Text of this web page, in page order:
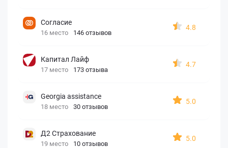
Согласие
16 место 146 отзывов
4.8
Капитал Лайф
17 место 173 отзыва
4.7
Georgia assistance
18 место 30 отзывов
5.0
Д2 Страхование
19 место 10 отзывов
5.0